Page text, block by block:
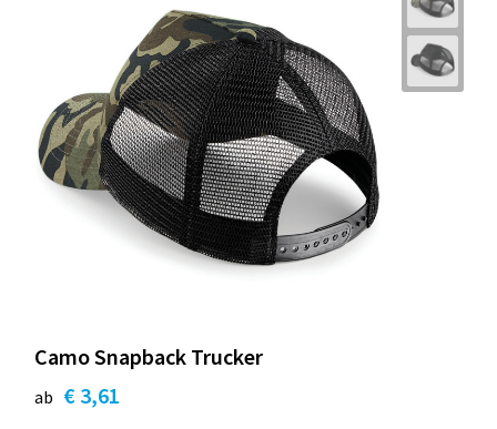
Camo Snapback Trucker
ab € 3,61